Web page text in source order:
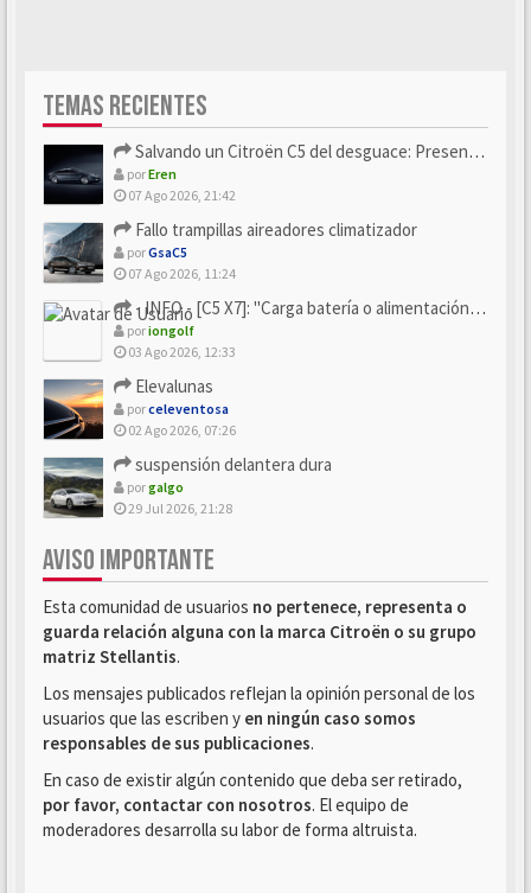
TEMAS RECIENTES
Salvando un Citroën C5 del desguace: Presentación y seguimiento
porEren
07 Ago 2026, 21:42
Fallo trampillas aireadores climatizador
porGsaC5
07 Ago 2026, 11:24
- INFO - [C5 X7]: "Carga batería o alimentación eléctri...
poriongolf
03 Ago 2026, 12:33
Elevalunas
porceleventosa
02 Ago 2026, 07:26
suspensión delantera dura
porgalgo
29 Jul 2026, 21:28
AVISO IMPORTANTE
Esta comunidad de usuarios no pertenece, representa o
guarda relación alguna con la marca Citroën o su grupo
matriz Stellantis.
Los mensajes publicados reflejan la opinión personal de los
usuarios que las escriben y en ningún caso somos
responsables de sus publicaciones.
En caso de existir algún contenido que deba ser retirado,
por favor, contactar con nosotros. El equipo de
moderadores desarrolla su labor de forma altruista.